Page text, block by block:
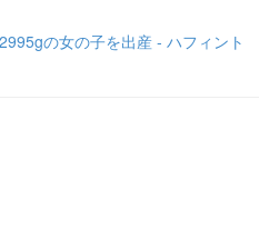
の女の子を出産 - ハフィント